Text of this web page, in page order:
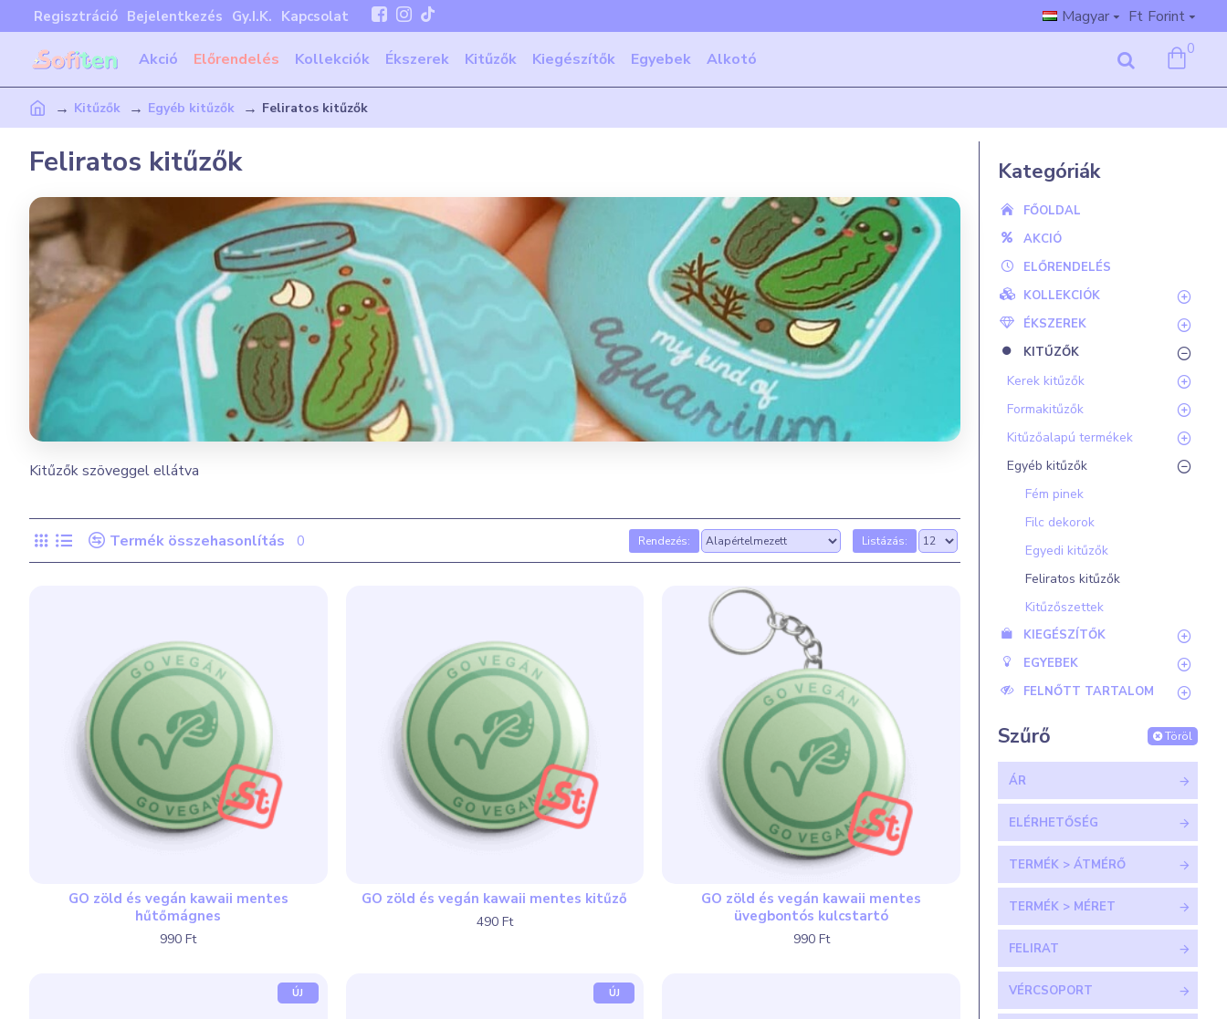
Regisztráció Bejelentkezés Gy.I.K. Kapcsolat Magyar Ft Forint
Akció Előrendelés Kollekciók Ékszerek Kitűzők Kiegészítők Egyebek Alkotó
0
Kitűzők Egyéb kitűzők Feliratos kitűzők
Feliratos kitűzők
Kitűzők szöveggel ellátva
Termék összehasonlítás 0 Rendezés: Listázás:
GO zöld és vegán kawaii mentes
hűtőmágnes
990 Ft
GO zöld és vegán kawaii mentes kitűző
490 Ft
GO zöld és vegán kawaii mentes
üvegbontós kulcstartó
990 Ft
ÚJ ÚJ
Kategóriák
FŐOLDAL
AKCIÓ
ELŐRENDELÉS
KOLLEKCIÓK
ÉKSZEREK
KITŰZŐK
Kerek kitűzők
Formakitűzők
Kitűzőalapú termékek
Egyéb kitűzők
Fém pinek
Filc dekorok
Egyedi kitűzők
Feliratos kitűzők
Kitűzőszettek
KIEGÉSZÍTŐK
EGYEBEK
FELNŐTT TARTALOM
Szűrő Töröl
ÁR
TERMÉK > ÁTMÉRŐ
TERMÉK > MÉRET
FELIRAT
VÉRCSOPORT
ELÉRHETŐSÉG